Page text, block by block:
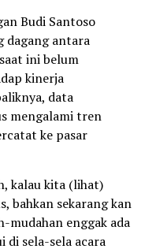
Budi Santoso
dagang antara
ini belum
kinerja
data
mengalami tren
ke pasar
kalau kita (lihat)
bahkan sekarang kan
mudahan enggak ada
di sela-sela acara